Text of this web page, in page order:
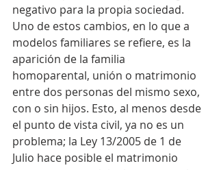
negativo para la propia sociedad.
Uno de estos cambios, en lo que a
modelos familiares se refiere, es la
aparición de la familia
homoparental, unión o matrimonio
entre dos personas del mismo sexo,
con o sin hijos. Esto, al menos desde
el punto de vista civil, ya no es un
problema; la Ley 13/2005 de 1 de
Julio hace posible el matrimonio